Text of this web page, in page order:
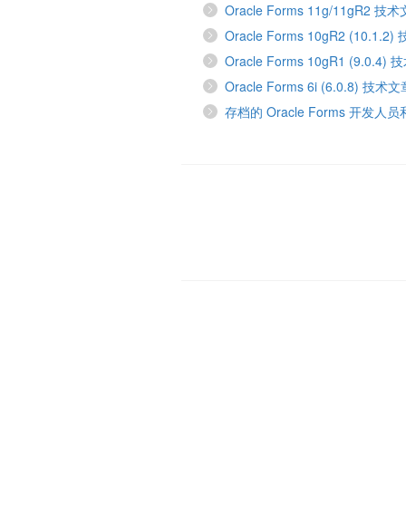
Oracle Forms 11g/11gR2 技术
Oracle Forms 10gR2 (10.1.2)
Oracle Forms 10gR1 (9.0.4)
Oracle Forms 6i (6.0.8) 技术文
存档的 Oracle Forms 开发人员